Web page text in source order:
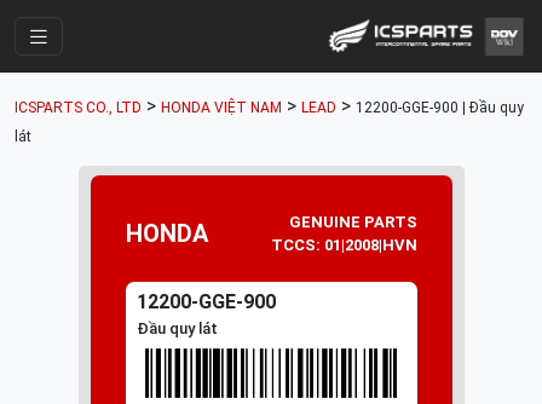
Parts Catalogue
Mã Phụ Tùng
Tài khoản
ICSPARTS CO., LTD > HONDA VIỆT NAM > LEAD > 12200-GGE-900 | Đầu quy
lát
HONDA
GENUINE PARTS
TCCS: 01|2008|HVN
12200-GGE-900
Đầu quy lát